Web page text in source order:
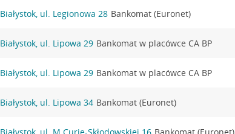
Białystok, ul. Legionowa 28 Bankomat (Euronet)
Białystok, ul. Lipowa 29 Bankomat w placówce CA BP
Białystok, ul. Lipowa 29 Bankomat w placówce CA BP
Białystok, ul. Lipowa 34 Bankomat (Euronet)